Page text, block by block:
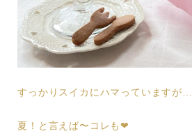
すっかりスイカにハマっていますが…
夏！と言えば〜コレも❤︎